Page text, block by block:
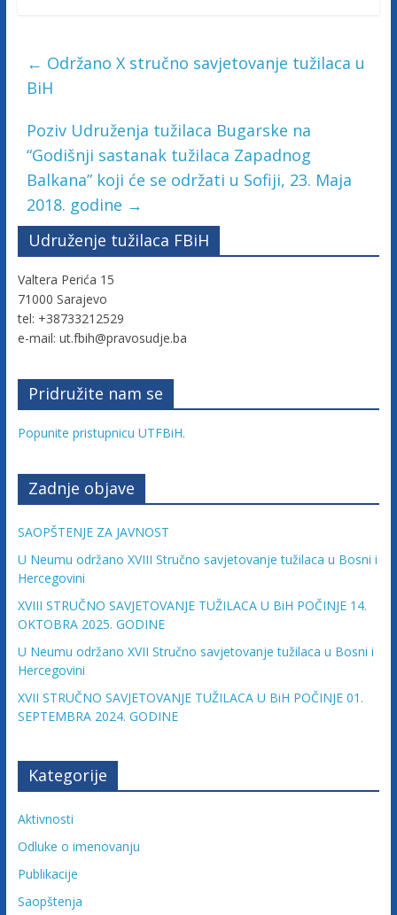
← Održano X stručno savjetovanje tužilaca u
BiH
Poziv Udruženja tužilaca Bugarske na
“Godišnji sastanak tužilaca Zapadnog
Balkana” koji će se održati u Sofiji, 23. Maja
2018. godine →
Udruženje tužilaca FBiH
Valtera Perića 15
71000 Sarajevo
tel: +38733212529
e-mail: ut.fbih@pravosudje.ba
Pridružite nam se
Popunite pristupnicu UTFBiH.
Zadnje objave
SAOPŠTENJE ZA JAVNOST
U Neumu održano XVIII Stručno savjetovanje tužilaca u Bosni i
Hercegovini
XVIII STRUČNO SAVJETOVANJE TUŽILACA U BiH POČINJE 14.
OKTOBRA 2025. GODINE
U Neumu održano XVII Stručno savjetovanje tužilaca u Bosni i
Hercegovini
XVII STRUČNO SAVJETOVANJE TUŽILACA U BiH POČINJE 01.
SEPTEMBRA 2024. GODINE
Kategorije
Aktivnosti
Odluke o imenovanju
Publikacije
Saopštenja